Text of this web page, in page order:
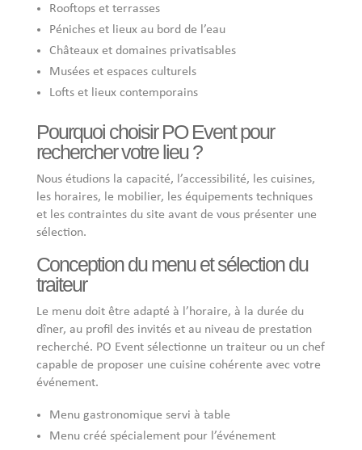
Rooftops et terrasses
Péniches et lieux au bord de l’eau
Châteaux et domaines privatisables
Musées et espaces culturels
Lofts et lieux contemporains
Pourquoi choisir PO Event pour
rechercher votre lieu ?
Nous étudions la capacité, l’accessibilité, les cuisines,
les horaires, le mobilier, les équipements techniques
et les contraintes du site avant de vous présenter une
sélection.
Conception du menu et sélection du
traiteur
Le menu doit être adapté à l’horaire, à la durée du
dîner, au profil des invités et au niveau de prestation
recherché. PO Event sélectionne un traiteur ou un chef
capable de proposer une cuisine cohérente avec votre
événement.
Menu gastronomique servi à table
Menu créé spécialement pour l’événement